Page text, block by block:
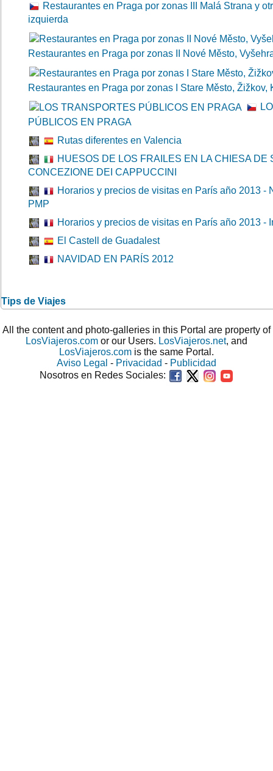
Restaurantes en Praga por zonas III Malá Strana y
izquierda
Restaurantes en Praga por zonas II Nové Město,
Restaurantes en Praga por zonas I Stare Město, Žižkov,
PÚBLICOS EN PRAGA
Rutas diferentes en Valencia
HUESOS DE LOS FRAILES EN LA CHIESA DE
CONCEZIONE DEI CAPPUCCINI
Horarios y precios de visitas en París año 2013 -
PMP
Horarios y precios de visitas en París año 2013 -
El Castell de Guadalest
NAVIDAD EN PARÍS 2012
Tips de Viajes
All the content and photo-galleries in this Portal are property of
LosViajeros.com or our Users. LosViajeros.net, and
LosViajeros.com is the same Portal.
Aviso Legal - Privacidad - Publicidad
Nosotros en Redes Sociales: